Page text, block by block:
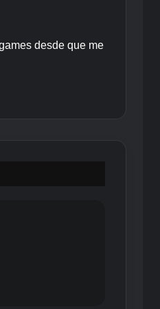
desde que me